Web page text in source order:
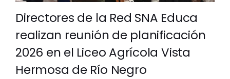
Directores de la Red SNA Educa
realizan reunión de planificación
2026 en el Liceo Agrícola Vista
Hermosa de Río Negro